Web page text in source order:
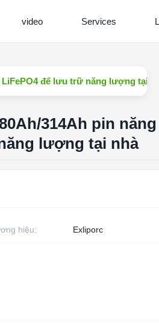
video Services
LiFePO4 để lưu trữ năng lượng tại
314Ah pin năng
lượng tại nhà
hiệu: Exliporc